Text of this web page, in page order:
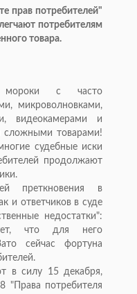
прав потребителей"
потребителям
товара.
с часто
микроволновками,
видеокамерами и
сложными товарами!
судебные иски
продолжают
преткновения в
и ответчиков в суде
недостатки":
что для него
сейчас фортуна
в силу 15 декабря,
"Права потребителя